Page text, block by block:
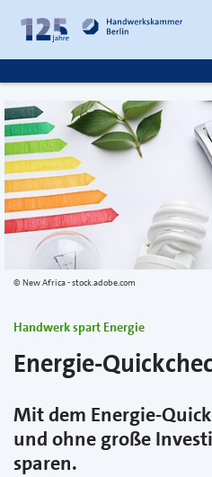
Inhalt
springen
Fußzeile
springen
New Africa - stock.adobe.com
Handwerk spart Energie
Energie-
Mit dem Energie-
und ohne große
sparen.